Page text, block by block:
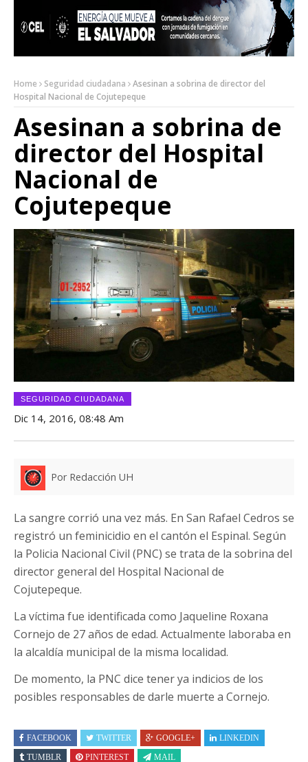
Home Seguridad ciudadana
Asesinan a sobrina de director del
Hospital Nacional de Cojutepeque
Asesinan a sobrina de
director del Hospital
Nacional de
Cojutepeque
SEGURIDAD CIUDADANA
Dic 14, 2016, 08:48 Am
Por Redacción UH
La sangre corrió una vez más. En San Rafael Cedros se
registró un feminicidio en el cantón el Espinal. Según
la Policia Nacional Civil (PNC) se trata de la sobrina del
director general del Hospital Nacional de
Cojutepeque.
La víctima fue identificada como Jaqueline Roxana
Cornejo de 27 años de edad. Actualmente laboraba en
la alcaldía municipal de la misma localidad.
De momento, la PNC dice tener ya indicios de los
posibles responsables de darle muerte a Cornejo.
FACEBOOK TWITTER GOOGLE+
LINKEDIN
TUMBLR
PINTEREST MAIL